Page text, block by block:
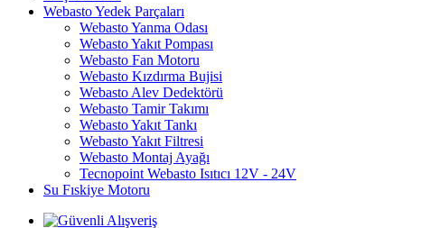
Webasto Yedek Parçaları
Webasto Yanma Odası
Webasto Yakıt Pompası
Webasto Fan Motoru
Webasto Kızdırma Bujisi
Webasto Alev Dedektörü
Webasto Tamir Takımı
Webasto Yakıt Tankı
Webasto Yakıt Filtresi
Webasto Montaj Ayağı
Tecnopoint Webasto Isıtıcı 12V - 24V
Su Fıskiye Motoru